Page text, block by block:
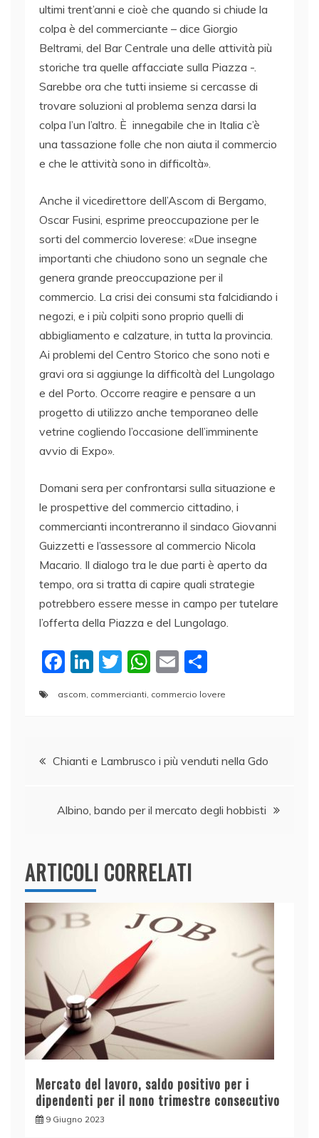
ultimi trent’anni e cioè che quando si chiude la
colpa è del commerciante – dice Giorgio
Beltrami, del Bar Centrale una delle attività più
storiche tra quelle affacciate sulla Piazza -.
Sarebbe ora che tutti insieme si cercasse di
trovare soluzioni al problema senza darsi la
colpa l’un l’altro. È innegabile che in Italia c’è
una tassazione folle che non aiuta il commercio
e che le attività sono in difficoltà».
Anche il vicedirettore dell’Ascom di Bergamo,
Oscar Fusini, esprime preoccupazione per le
sorti del commercio loverese: «Due insegne
importanti che chiudono sono un segnale che
genera grande preoccupazione per il
commercio. La crisi dei consumi sta falcidiando i
negozi, e i più colpiti sono proprio quelli di
abbigliamento e calzature, in tutta la provincia.
Ai problemi del Centro Storico che sono noti e
gravi ora si aggiunge la difficoltà del Lungolago
e del Porto. Occorre reagire e pensare a un
progetto di utilizzo anche temporaneo delle
vetrine cogliendo l’occasione dell’imminente
avvio di Expo».
Domani sera per confrontarsi sulla situazione e
le prospettive del commercio cittadino, i
commercianti incontreranno il sindaco Giovanni
Guizzetti e l’assessore al commercio Nicola
Macario. Il dialogo tra le due parti è aperto da
tempo, ora si tratta di capire quali strategie
potrebbero essere messe in campo per tutelare
l’offerta della Piazza e del Lungolago.
F
c
b
k
Li
k
dI
T
w
itt
W
at
A
E
m
ai n
vi
ascom commercianti commercio lovere
Navigazione
Chianti e Lambrusco i più venduti nella Gdo
Albino, bando per il mercato degli hobbisti
ARTICOLI CORRELATI
Mercato del lavoro, saldo positivo per i
dipendenti per il nono trimestre consecutivo
9 Giugno 2023